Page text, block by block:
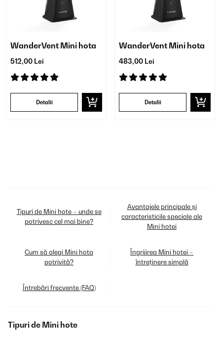
WanderVent Mini hota
512,00 Lei
Detalii
WanderVent Mini hota
483,00 Lei
Detalii
Tipuri de Mini hote – unde se
potrivesc cel mai bine?
Avantajele principale și
caracteristicile speciale ale
Mini hotei
Cum să alegi Mini hota
potrivită?
Îngrijirea Mini hotei –
întreținere simplă
Întrebări frecvente (FAQ)
Tipuri de Mini hote